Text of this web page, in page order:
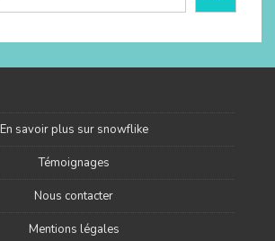
En savoir plus sur snowflike
Témoignages
Nous contacter
Mentions légales